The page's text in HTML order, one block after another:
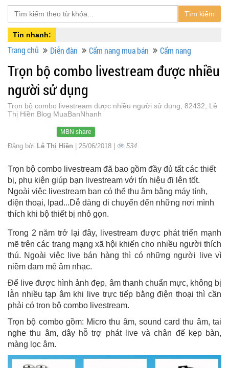
Tìm kiếm
Tin nhanh:
Trang chủ Diễn đàn Cẩm nang mua bán Cẩm nang
Trọn bộ combo livestream được nhiều
người sử dụng
Trọn bộ combo livestream được nhiều người sử dụng, 82432, Lê
Thị Hiền Blog MuaBanNhanh
MBN share
Đăng bởi Lê Thị Hiền | 25/06/2018 | 534
Trọn bộ combo livestream đã bao gồm đầy đủ tất các thiết
bị, phụ kiện giúp bạn livestream với tín hiệu đi lên tốt.
Ngoài việc livestream bạn có thể thu âm bằng máy tính,
điện thoại, Ipad...Dễ dàng di chuyển đến những nơi mình
thích khi bộ thiết bị nhỏ gọn.
Trong 2 năm trở lại đây, livestream được phát triển mạnh
mẽ trên các trang mạng xã hội khiến cho nhiều người thích
thú. Ngoài việc live bán hàng thì có những người live vì
niềm đam mê âm nhạc.
Để live được hình ảnh đẹp, âm thanh chuẩn mực, không bị
lẫn nhiều tạp âm khi live trực tiếp bằng điện thoại thì cần
phải có trọn bộ combo livestream.
Trọn bộ combo gồm: Micro thu âm, sound card thu âm, tai
nghe thu âm, dây hỗ trợ phát live và chân đế kẹp bàn,
màng lọc âm.